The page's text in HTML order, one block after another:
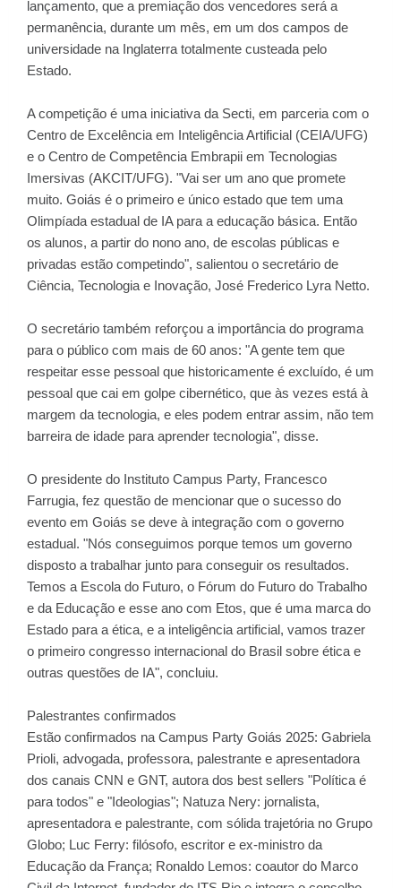
lançamento, que a premiação dos vencedores será a
permanência, durante um mês, em um dos campos de
universidade na Inglaterra totalmente custeada pelo
Estado.
A competição é uma iniciativa da Secti, em parceria com o
Centro de Excelência em Inteligência Artificial (CEIA/UFG)
e o Centro de Competência Embrapii em Tecnologias
Imersivas (AKCIT/UFG). "Vai ser um ano que promete
muito. Goiás é o primeiro e único estado que tem uma
Olimpíada estadual de IA para a educação básica. Então
os alunos, a partir do nono ano, de escolas públicas e
privadas estão competindo", salientou o secretário de
Ciência, Tecnologia e Inovação, José Frederico Lyra Netto.
O secretário também reforçou a importância do programa
para o público com mais de 60 anos: "A gente tem que
respeitar esse pessoal que historicamente é excluído, é um
pessoal que cai em golpe cibernético, que às vezes está à
margem da tecnologia, e eles podem entrar assim, não tem
barreira de idade para aprender tecnologia", disse.
O presidente do Instituto Campus Party, Francesco
Farrugia, fez questão de mencionar que o sucesso do
evento em Goiás se deve à integração com o governo
estadual. "Nós conseguimos porque temos um governo
disposto a trabalhar junto para conseguir os resultados.
Temos a Escola do Futuro, o Fórum do Futuro do Trabalho
e da Educação e esse ano com Etos, que é uma marca do
Estado para a ética, e a inteligência artificial, vamos trazer
o primeiro congresso internacional do Brasil sobre ética e
outras questões de IA", concluiu.
Palestrantes confirmados
Estão confirmados na Campus Party Goiás 2025: Gabriela
Prioli, advogada, professora, palestrante e apresentadora
dos canais CNN e GNT, autora dos best sellers "Política é
para todos" e "Ideologias"; Natuza Nery: jornalista,
apresentadora e palestrante, com sólida trajetória no Grupo
Globo; Luc Ferry: filósofo, escritor e ex-ministro da
Educação da França; Ronaldo Lemos: coautor do Marco